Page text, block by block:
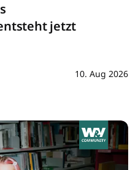
jetzt
10. Aug 2026